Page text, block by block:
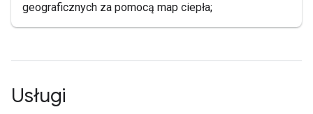
geograficznych za pomocą map ciepła;
Usługi